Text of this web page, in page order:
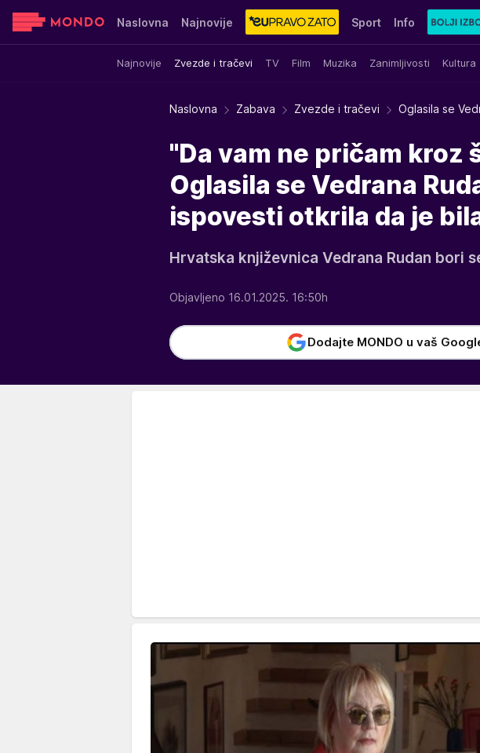
Naslovna Najnovije Sport Info
Najnovije Zvezde i tračevi TV Film Muzika Zanimljivosti Kultura
Sensa Stvar ukusa Yumama
Naslovna Zabava Zvezde i tračevi Oglasila se
"Da vam ne pričam kroz
Oglasila se Vedrana
ispovesti otkrila da je
Hrvatska književnica Vedrana Rudan bori
Objavljeno 16.01.2025. 16:50h
Dodajte MONDO u vaš